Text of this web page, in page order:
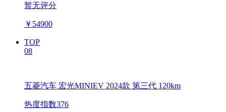
暂无评分
￥ 54900
TOP
08
五菱汽车 宏光MINIEV 2024款 第三代 120km
热度指数376